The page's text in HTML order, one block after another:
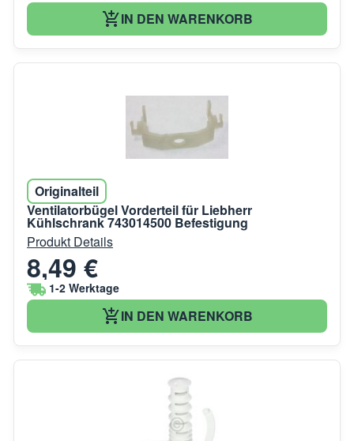
IN DEN WARENKORB
Originalteil
Ventilatorbügel Vorderteil für Liebherr
Kühlschrank 743014500 Befestigung
Produkt Details
8,49 €
1-2 Werktage
IN DEN WARENKORB